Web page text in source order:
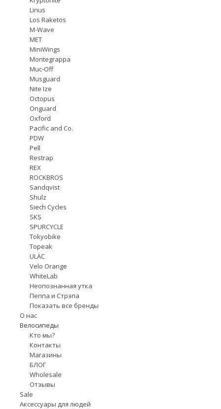
Linus
Los Raketos
M-Wave
MET
MiniWings
Montegrappa
Muc-Off
Musguard
Nite Ize
Octopus
Onguard
Oxford
Pacific and Co.
PDW
Pell
Restrap
REX
ROCKBROS
Sandqvist
Shulz
Siech Cycles
SKS
SPURCYCLE
Tokyobike
Topeak
ULÄC
Velo Orange
WhiteLab
Неопознанная утка
Пеппа и Стрэпа
Показать все бренды
О нас
Велосипеды
Кто мы?
Контакты
Магазины
БЛОГ
Wholesale
Отзывы
Sale
Аксессуары для людей